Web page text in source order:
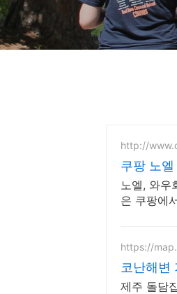
http://
쿠팡 노
노엘, 와우
은 쿠팡에
https://
코난해변
제주 돌담